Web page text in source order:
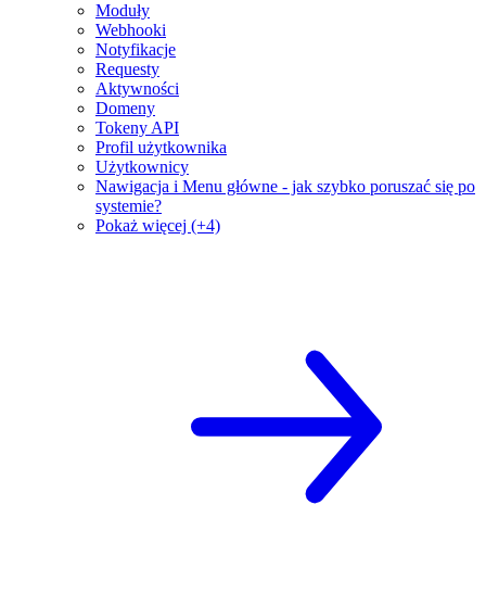
Moduły
Webhooki
Notyfikacje
Requesty
Aktywności
Domeny
Tokeny API
Profil użytkownika
Użytkownicy
Nawigacja i Menu główne - jak szybko poruszać się po
systemie?
Pokaż więcej (+4)